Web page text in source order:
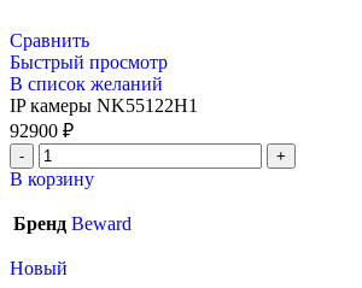
Сравнить
Быстрый просмотр
В список желаний
IP камеры NK55122H1
92900 ₽
В корзину
Бренд Beward
Новый